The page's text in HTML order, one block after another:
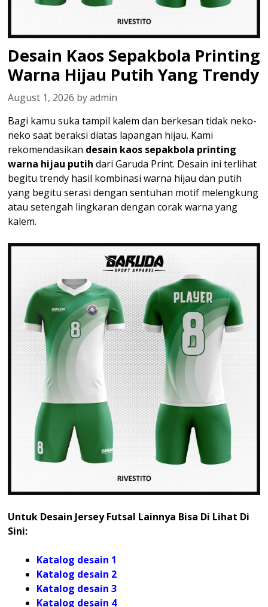
Desain Kaos Sepakbola Printing
Warna Hijau Putih Yang Trendy
August 1, 2026 byadmin
Bagi kamu suka tampil kalem dan berkesan tidak neko-
neko saat beraksi diatas lapangan hijau. Kami
rekomendasikan desain kaos sepakbola printing
warna hijau putih dari Garuda Print. Desain ini terlihat
begitu trendy hasil kombinasi warna hijau dan putih
yang begitu serasi dengan sentuhan motif melengkung
atau setengah lingkaran dengan corak warna yang
kalem.
Untuk Desain Jersey Futsal Lainnya Bisa Di Lihat Di
Sini:
Katalog desain 1
Katalog desain 2
Katalog desain 3
Katalog desain 4